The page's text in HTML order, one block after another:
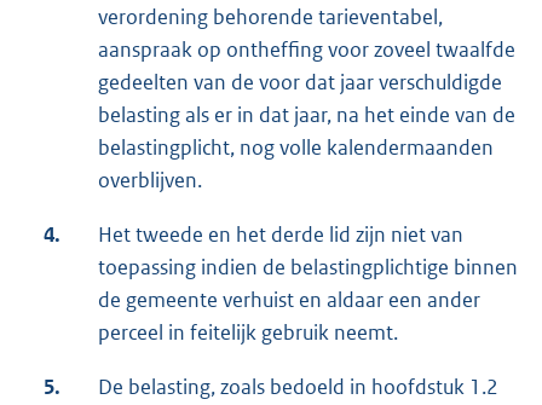
verordening behorende tarieventabel,
aanspraak op ontheffing voor zoveel twaalfde
gedeelten van de voor dat jaar verschuldigde
belasting als er in dat jaar, na het einde van de
belastingplicht, nog volle kalendermaanden
overblijven.
4.
Het tweede en het derde lid zijn niet van
toepassing indien de belastingplichtige binnen
de gemeente verhuist en aldaar een ander
perceel in feitelijk gebruik neemt.
5.
De belasting, zoals bedoeld in hoofdstuk 1.2